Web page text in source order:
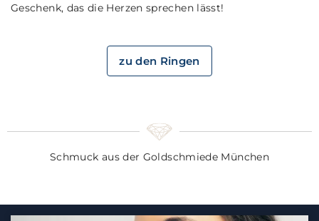
Geschenk, das die Herzen sprechen lässt!
zu den Ringen
Schmuck aus der Goldschmiede München